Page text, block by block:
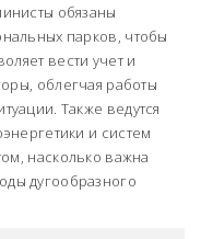
обязаны
парков, чтобы
вести учет и
облегчая работы
Также ведутся
и систем
насколько важна
дугообразного